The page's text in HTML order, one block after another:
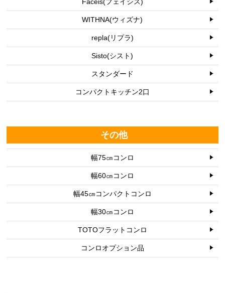
WITHNA(ウィズナ)
repla(リプラ)
Sisto(シスト)
スタンダード
コンパクトキッチン2口
その他
幅75㎝コンロ
幅60㎝コンロ
幅45㎝コンパクトコンロ
幅30㎝コンロ
TOTOフラットコンロ
コンロオプション品